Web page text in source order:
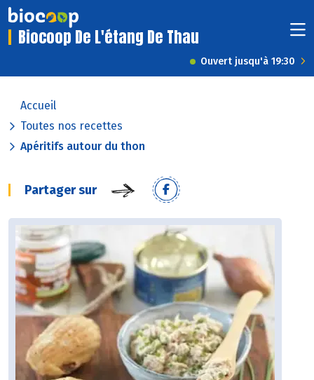
Biocoop De L'étang De Thau
Ouvert jusqu'à 19:30
Accueil
Toutes nos recettes
Apéritifs autour du thon
Partager sur